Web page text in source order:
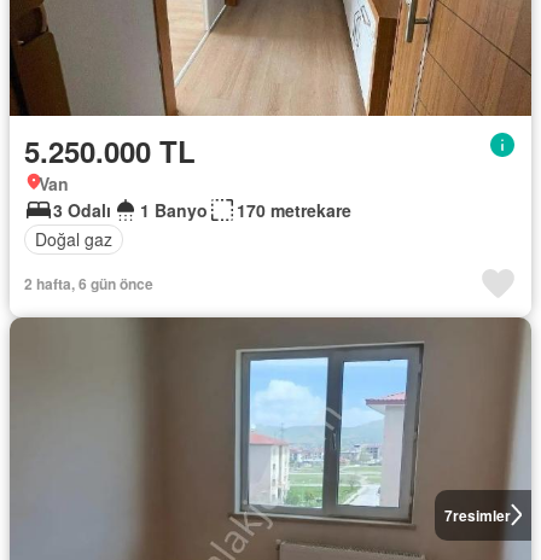
5.250.000 TL
Van
3 Odalı
1 Banyo
170 metrekare
Doğal gaz
2 hafta, 6 gün önce
7resimler